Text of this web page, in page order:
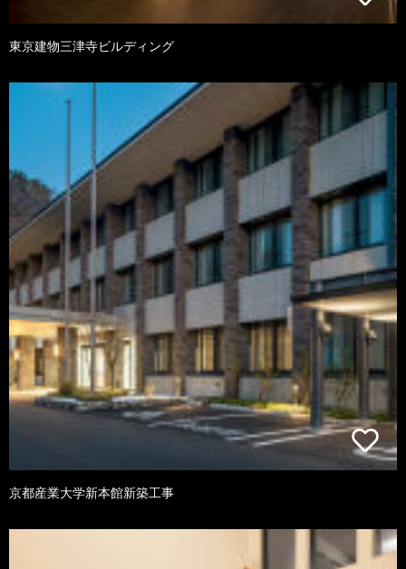
東京建物三津寺ビルディング
京都産業大学新本館新築工事